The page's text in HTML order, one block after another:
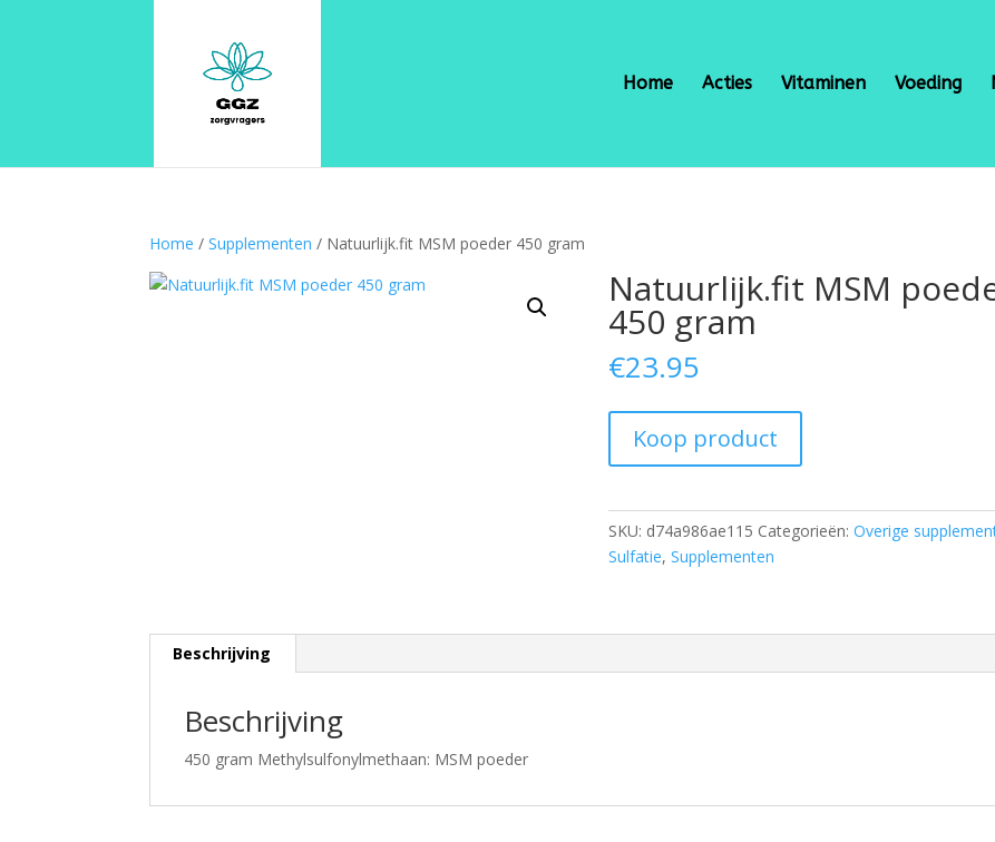
Home Acties Vitaminen Voeding
Home /Supplementen / Natuurlijk.fit MSM poeder 450 gram
Natuurlijk.fit MSM
450 gram
€23.95
Koop product
SKU: d74a986ae115 Categorieën:Overige
Sulfatie,Supplementen
Beschrijving
Beschrijving
450 gram Methylsulfonylmethaan: MSM poeder